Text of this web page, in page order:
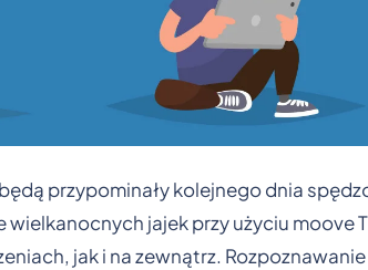
przypominały kolejnego dnia
jajek przy użyciu moove
jak i na zewnątrz.